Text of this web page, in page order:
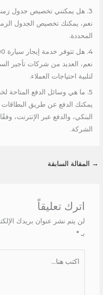
3. هل يمكنني تخصيص جدول زمني معين لرحلتي؟
نعم، يمكنك تخصيص الجدول
المحددة.
4. هل تتوفر خدمة إيجار سيارة e200 في مصر على مدار الساعة؟
نعم، العديد من شركات تأجير
لتلبية احتياجات العملاء.
5. ما هي وسائل الدفع المتاحة لخدمة إيجار سيارة e200 في مصر؟
يمكنك الدفع عن طريق البطاقات
البنكي، والدفع عبر الإنترنت،
الشركة.
→ المقالة السابقة
اترك تعليقاً
لن يتم نشر عنوان بريدك
بـ *